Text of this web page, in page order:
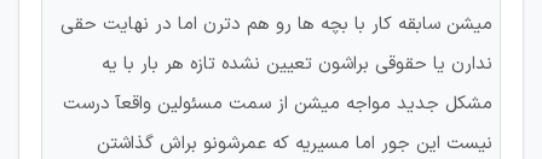
میشن سابقه کار با بچه ها رو هم دترن اما در نهایت حقی
ندارن یا حقوقی براشون تعیین نشده تازه هر بار با یه
مشکل جدید مواجه میشن از سمت مسئولین واقعآ درست
نیست این جور اما مسیریه که عمرشونو براش گذاشتن